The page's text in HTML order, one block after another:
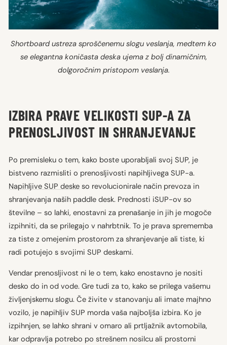
Shortboard ustreza sproščenemu slogu veslanja, medtem ko
se elegantna koničasta deska ujema z bolj dinamičnim,
dolgoročnim pristopom veslanja.
IZBIRA PRAVE VELIKOSTI SUP-A ZA
PRENOSLJIVOST IN SHRANJEVANJE
Po premisleku o tem, kako boste uporabljali svoj SUP, je
bistveno razmisliti o prenosljivosti napihljivega SUP-a.
Napihljive SUP deske so revolucionirale način prevoza in
shranjevanja naših paddle desk. Prednosti iSUP-ov so
številne – so lahki, enostavni za prenašanje in jih je mogoče
izpihniti, da se prilegajo v nahrbtnik. To je prava sprememba
za tiste z omejenim prostorom za shranjevanje ali tiste, ki
radi potujejo s svojimi SUP deskami.
Vendar prenosljivost ni le o tem, kako enostavno je nositi
desko do in od vode. Gre tudi za to, kako se prilega vašemu
življenjskemu slogu. Če živite v stanovanju ali imate majhno
vozilo, je napihljiv SUP morda vaša najboljša izbira. Ko je
izpihnjen, se lahko shrani v omaro ali prtljažnik avtomobila,
kar odpravlja potrebo po strešnem nosilcu ali prostorni